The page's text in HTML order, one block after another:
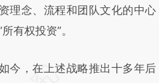
理念、流程和团队文化的中
有权投资”。
，在上述战略推出十多年后